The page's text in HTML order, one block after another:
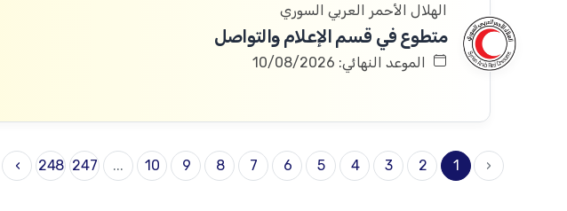
الهلال الأحمر العربي السوري
متطوع في قسم الإعلام والتواصل
الموعد النهائي: 10/08/2026
‹
1
2
3
4
5
6
7
8
9
10
...
247
248
›